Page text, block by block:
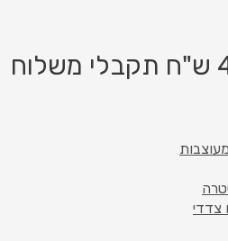
בקנייה מעל 400 ש"ח תקבלי משלוח
צדדי